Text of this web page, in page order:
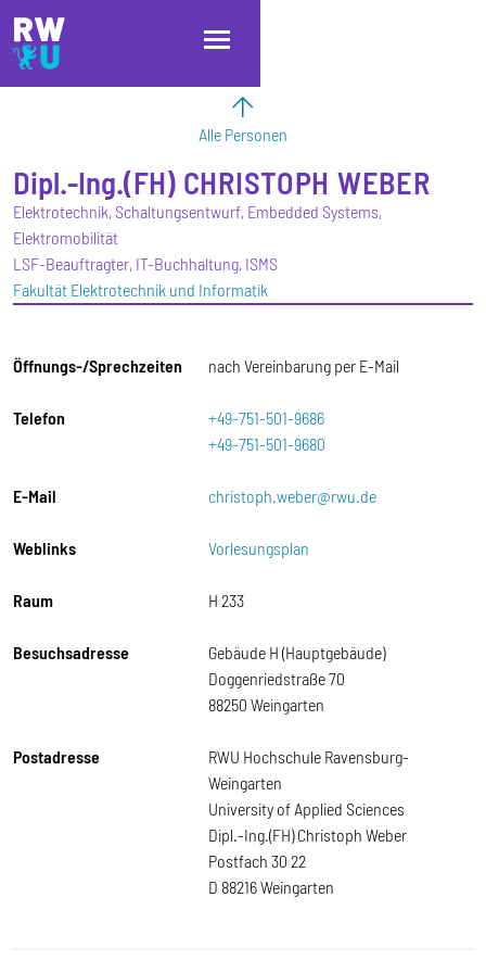
Direkt zum Inhalt
Direkt zur Hauptnavigation
Direkt zum Fußbereich
Alle Personen
Dipl.-Ing.(FH) CHRISTOPH WEBER
Elektrotechnik, Schaltungsentwurf, Embedded Systems,
Elektromobilität
LSF-Beauftragter, IT-Buchhaltung, ISMS
Fakultät Elektrotechnik und Informatik
Öffnungs-/Sprechzeiten nach Vereinbarung per E-Mail
Telefon
+49-751-501-9686
+49-751-501-9680
E-Mail christoph.weber@rwu.de
Weblinks Vorlesungsplan
Raum H 233
Besuchsadresse
Gebäude H (Hauptgebäude)
Doggenriedstraße 70
88250 Weingarten
Postadresse
RWU Hochschule Ravensburg-
Weingarten
University of Applied Sciences
Dipl.-Ing.(FH) Christoph Weber
Postfach 30 22
D 88216 Weingarten